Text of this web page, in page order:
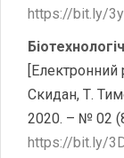
https://bit.ly/
[Електронний
Скидан, Т.
2020. – № 02
https://bit.ly/